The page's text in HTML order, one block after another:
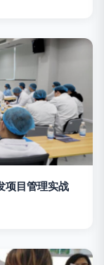
项目管理实战